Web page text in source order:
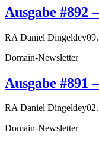
Ausgabe #892
RA Daniel Dingeldey
Domain-Newsletter
Ausgabe #891
RA Daniel Dingeldey
Domain-Newsletter